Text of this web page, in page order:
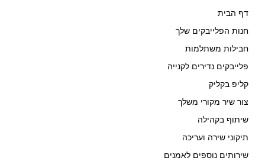
דף הבית
חנות הפלייבקים שלך
חבילות משתלמות
פלייבקים נדירים לקנייה
קליפ בקליק
צור שיר מקורי משלך
שיתוף בקהילה
תיקוני שירה ועריכה
שירותים נוספים לאמנים